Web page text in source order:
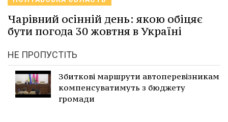
Чарівний осінній день: якою обіцяє
бути погода 30 жовтня в Україні
НЕ ПРОПУСТІТЬ
Збиткові маршрути автоперевізникам
компенсуватимуть з бюджету
громади